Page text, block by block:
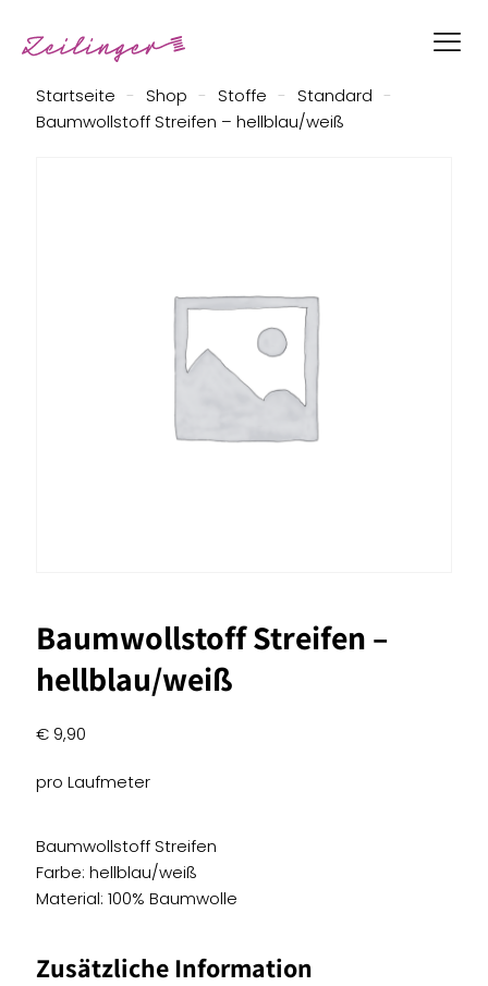
Startseite - Shop - Stoffe - Standard -
Baumwollstoff Streifen – hellblau/weiß
Baumwollstoff Streifen –
hellblau/weiß
€ 9,90
pro Laufmeter
Baumwollstoff Streifen
Farbe: hellblau/weiß
Material: 100% Baumwolle
Zusätzliche Information